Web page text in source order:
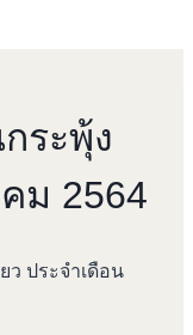
ระพุ้ง
ม 2564
ประจำเดือน